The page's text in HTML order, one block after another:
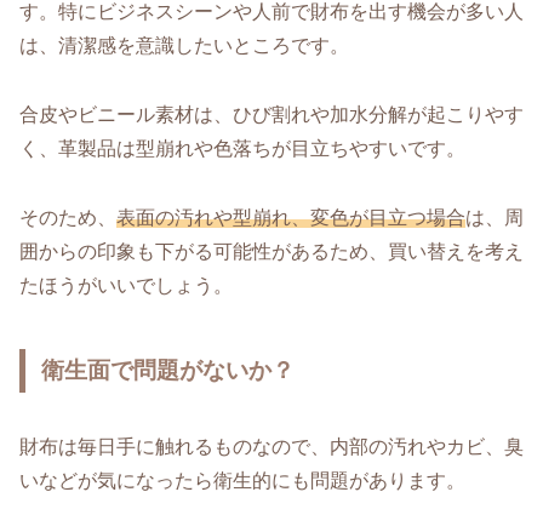
す。特にビジネスシーンや人前で財布を出す機会が多い人
は、清潔感を意識したいところです。
合皮やビニール素材は、ひび割れや加水分解が起こりやす
く、革製品は型崩れや色落ちが目立ちやすいです。
そのため、 表面の汚れや型崩れ、変色が目立つ場合は、周
囲からの印象も下がる可能性があるため、買い替えを考え
たほうがいいでしょう。
衛生面で問題がないか？
財布は毎日手に触れるものなので、内部の汚れやカビ、臭
いなどが気になったら衛生的にも問題があります。